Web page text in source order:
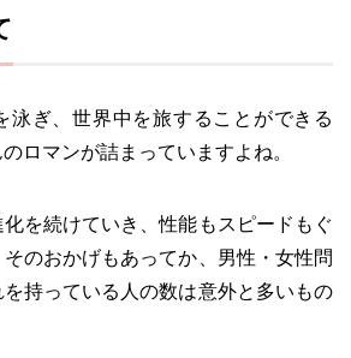
泳ぎ、世界中を旅することができる
ロマンが詰まっていますよね。
を続けていき、性能もスピードもぐ
のおかげもあってか、男性・女性問
持っている人の数は意外と多いもの